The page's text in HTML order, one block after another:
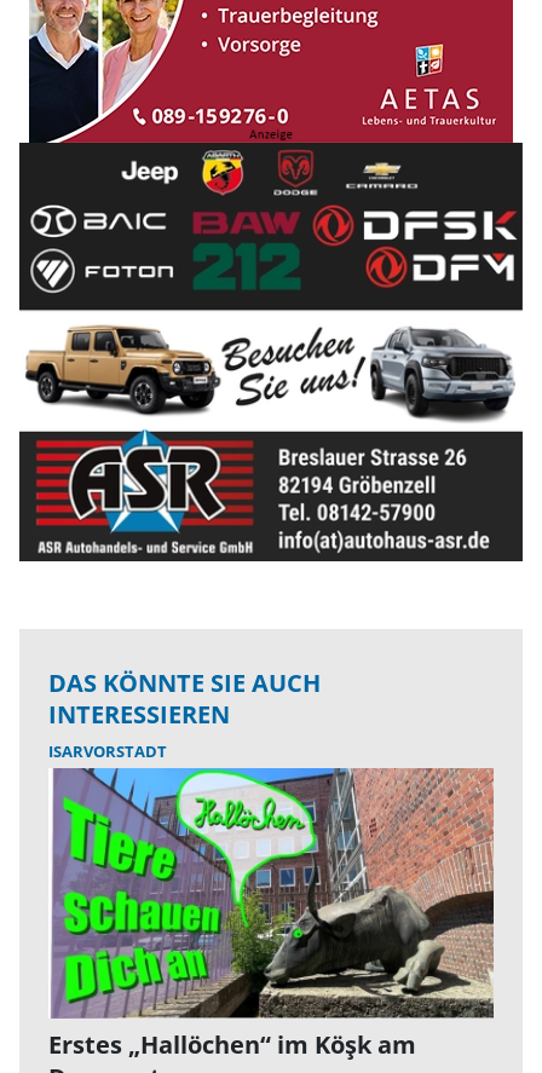
DAS KÖNNTE SIE AUCH
INTERESSIEREN
ISARVORSTADT
Erstes „Hallöchen“ im Köşk am